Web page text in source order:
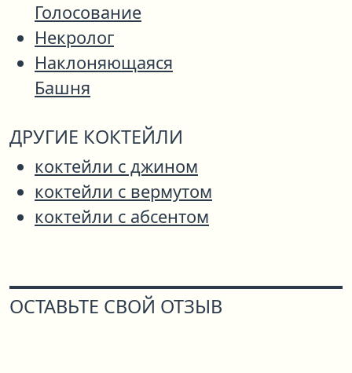
Голосование
Некролог
Наклоняющаяся
Башня
ДРУГИЕ КОКТЕЙЛИ
коктейли с джином
коктейли с вермутом
коктейли с абсентом
ОСТАВЬТЕ СВОЙ ОТЗЫВ